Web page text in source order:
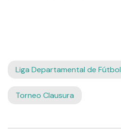
Liga Departamental de Fútbol
Torneo Clausura